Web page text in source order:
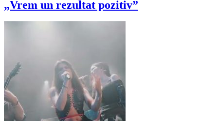
„Vrem un rezultat pozitiv”